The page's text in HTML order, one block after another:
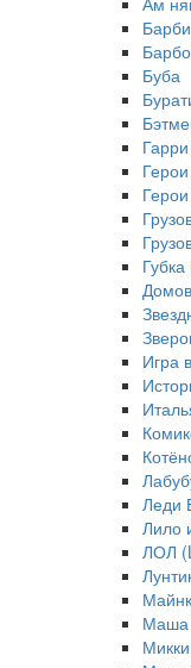
Барби
Буба
Игра
Леди
Лило
ЛОЛ
Маша